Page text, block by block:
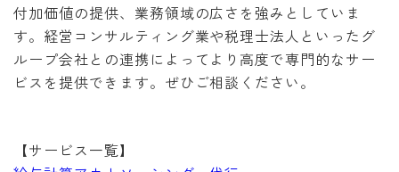
付加価値の提供、業務領域の広さを強みとしていま
す。経営コンサルティング業や税理士法人といったグ
ループ会社との連携によってより高度で専門的なサー
ビスを提供できます。ぜひご相談ください。
【サービス一覧】